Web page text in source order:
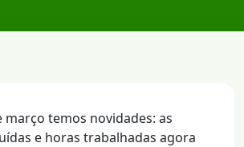
março temos novidades: as
e horas trabalhadas agora